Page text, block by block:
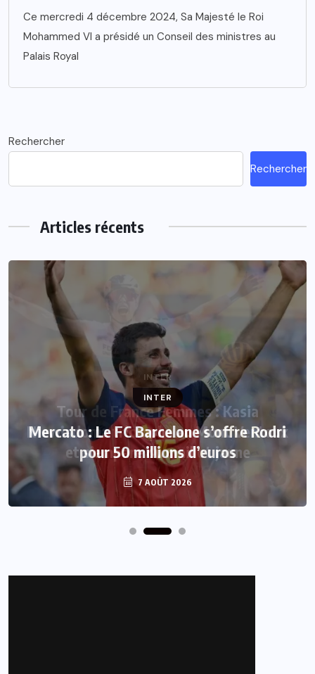
Ce mercredi 4 décembre 2024, Sa Majesté le Roi
Mohammed VI a présidé un Conseil des ministres au
Palais Royal
Rechercher
Rechercher
Articles récents
INTER
Mercato : Le FC Barcelone s’offre Rodri
pour 50 millions d’euros
7 AOÛT 2026